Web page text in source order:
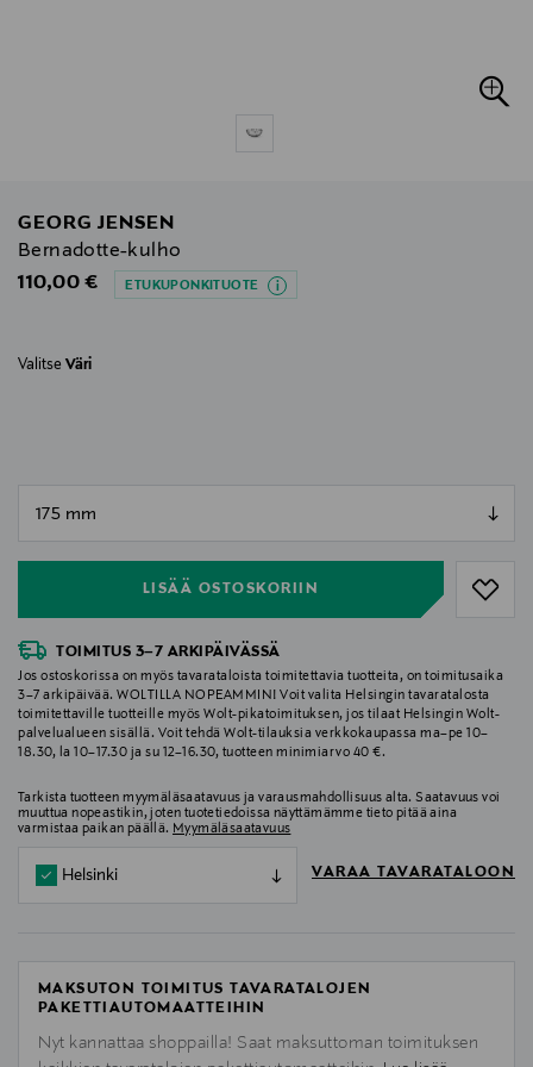
GEORG JENSEN
Bernadotte-kulho
Original Price
110,00 € ETUKUPONKITUOTE
Valitse Väri
LISÄÄ OSTOSKORIIN
TOIMITUS 3–7 ARKIPÄIVÄSSÄ
Jos ostoskorissa on myös tavarataloista toimitettavia tuotteita, on toimitusaika
3–7 arkipäivää. WOLTILLA NOPEAMMIN! Voit valita Helsingin tavaratalosta
toimitettaville tuotteille myös Wolt-pikatoimituksen, jos tilaat Helsingin Wolt-
palvelualueen sisällä. Voit tehdä Wolt-tilauksia verkkokaupassa ma–pe 10–
18.30, la 10–17.30 ja su 12–16.30, tuotteen minimiarvo 40 €.
Tarkista tuotteen myymäläsaatavuus ja varausmahdollisuus alta. Saatavuus voi
muuttua nopeastikin, joten tuotetiedoissa näyttämämme tieto pitää aina
varmistaa paikan päällä. Myymäläsaatavuus
Helsinki VARAA TAVARATALOON
MAKSUTON TOIMITUS TAVARATALOJEN
PAKETTIAUTOMAATTEIHIN
Nyt kannattaa shoppailla! Saat maksuttoman toimituksen